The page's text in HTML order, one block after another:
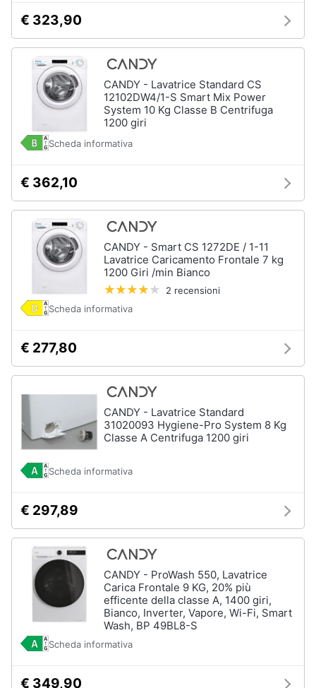
€ 323,90
CANDY - Lavatrice Standard CS
12102DW4/1-S Smart Mix Power
System 10 Kg Classe B Centrifuga
1200 giri
Scheda informativa
€ 362,10
CANDY - Smart CS 1272DE / 1-11
Lavatrice Caricamento Frontale 7 kg
1200 Giri /min Bianco
2 recensioni
Scheda informativa
€ 277,80
CANDY - Lavatrice Standard
31020093 Hygiene-Pro System 8 Kg
Classe A Centrifuga 1200 giri
Scheda informativa
€ 297,89
CANDY - ProWash 550, Lavatrice
Carica Frontale 9 KG, 20% più
efficente della classe A, 1400 giri,
Bianco, Inverter, Vapore, Wi-Fi, Smart
Wash, BP 49BL8-S
Scheda informativa
€ 349,90